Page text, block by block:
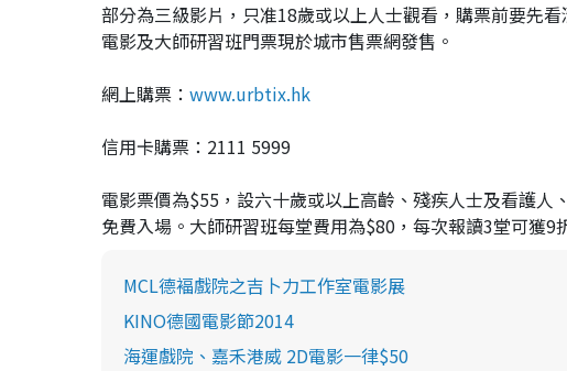
部分為三級影片，只准18歲或以上人士觀看，購票前要先
電影及大師研習班門票現於城市售票網發售。
網上購票： www.urbtix.hk
信用卡購票：2111 5999
電影票價為$55，設六十歲或以上高齡、殘疾人士及看護
免費入場。大師研習班每堂費用為$80，每次報讀3堂可獲9
MCL德褔戲院之吉卜力工作室電影展
KINO德國電影節2014
海運戲院、嘉禾港威 2D電影一律$50